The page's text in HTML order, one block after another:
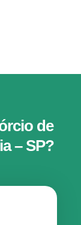
de
– SP?